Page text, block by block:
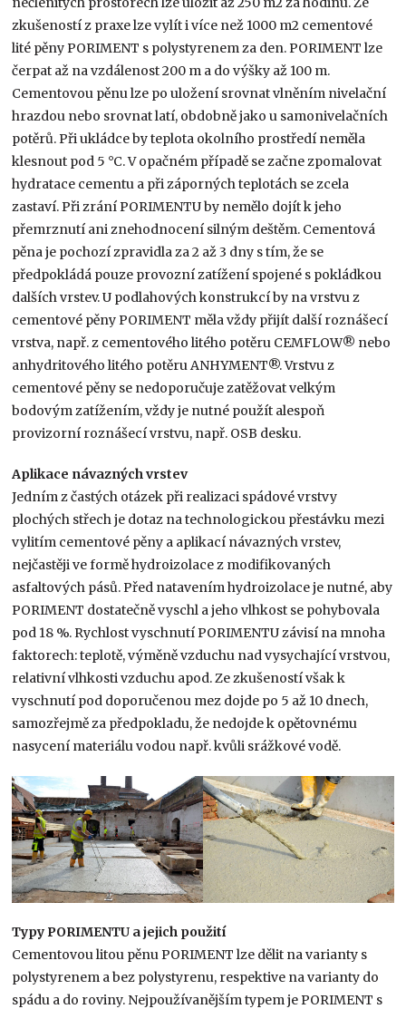
zkuše­ností z praxe lze vylít i více než 1000 m2 cemen­tové
lité pěny PORIMENT s polystyrenem za den. PORIMENT lze
čerpat až na vzdálenost 200 m a do výšky až 100 m.
Cementovou pěnu lze po uložení srovnat vlněním nivelační
hrazdou nebo srovnat latí, obdobně jako u samonivelačních
potěrů. Při ukládce by teplota okolního prostředí neměla
klesnout pod 5 °C. V opačném případě se začne zpomalovat
hydratace cementu a při záporných teplotách se zcela
zastaví. Při zrání PORIMENTU by nemělo dojít k jeho
přemrznutí ani znehodnocení silným deštěm. Cementová
pěna je pochozí zpravidla za 2 až 3 dny s tím, že se
předpokládá pouze provozní zatížení spojené s pokládkou
dalších vrstev. U podlahových konstrukcí by na vrstvu z
cementové pěny PORIMENT měla vždy přijít další roznášecí
vrstva, např. z cementového litého potěru CEMFLOW® nebo
anhydritového litého potěru ANHYMENT®. Vrstvu z
cementové pěny se nedoporučuje zatěžovat velkým
bodovým zatížením, vždy je nutné použít alespoň
provizorní roznášecí vrstvu, např. OSB desku.
Aplikace návazných vrstev
Jedním z častých otázek při realizaci spádové vrstvy
plochých střech je dotaz na technologickou přestávku mezi
vylitím cementové pěny a aplikací návazných vrstev,
nejčastěji ve formě hydroizolace z modifikovaných
asfaltových pásů. Před natavením hydroizolace je nutné, aby
PORIMENT dostatečně vyschl a jeho vlhkost se pohybovala
pod 18 %. Rychlost vyschnutí PORIMENTU závisí na mnoha
faktorech: teplotě, výměně vzduchu nad vysychající vrstvou,
relativní vlhkosti vzduchu apod. Ze zkušeností však k
vyschnutí pod doporučenou mez dojde po 5 až 10 dnech,
samozřejmě za předpokladu, že nedojde k opětovnému
nasycení materiálu vodou např. kvůli srážkové vodě.
Typy PORIMENTU a jejich použití
Cementovou litou pěnu PORIMENT lze dělit na varianty s
polystyrenem a bez polystyrenu, respektive na varianty do
spádu a do roviny. Nejpoužívanějším typem je PORIMENT s